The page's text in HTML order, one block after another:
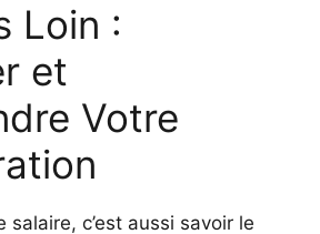
Loin :
et
Votre
salaire, c’est aussi savoir le